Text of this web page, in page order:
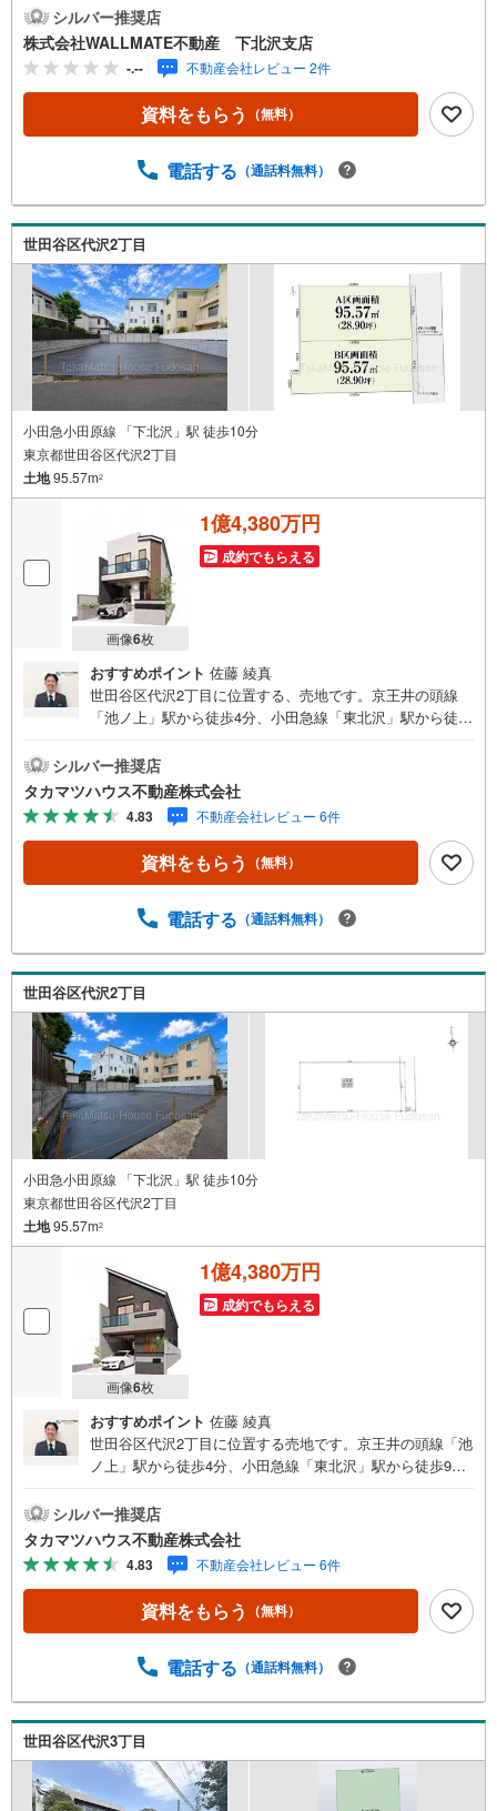
的にまで顧客主義を貫く事をお約束いたします。■都心エリ
アに特化した情報網を駆使し、最良の不動産をご提案。■住
宅ローンシュミレーション無料相談会 毎日随時開催中。■
ウォールメイトオリジナルの住宅購入・住替え等について
分かりやすく解説したガイドブックをご希望者様に【無料
プレゼント】
シルバー推奨店
株式会社WALLMATE不動産 下北沢支店
-.-- 不動産会社レビュー 2件
資料をもらう （無料）
電話する （通話料無料）
世田谷区代沢2丁目
小田急小田原線 「下北沢」駅 徒歩10分
東京都世田谷区代沢2丁目
土地95.57m2
画像6枚
1億4,380万円
成約でもらえる
おすすめポイント 佐藤 綾真
世田谷区代沢2丁目に位置する、売地です。京王井の頭線
「池ノ上」駅から徒歩4分、小田急線「東北沢」駅から徒歩
宿方面へのアクセスも良好な立地です。有効宅地面積は95.
57平米（28.90坪）で、間口は6.5m以上を確保していま
す。現況は更地のため、スムーズな建築計画が可能です。2
階建て4LDKを想定した参考プランもご用意しておりますの
で、お気軽にお問い合わせください。
シルバー推奨店
タカマツハウス不動産株式会社
4.83 不動産会社レビュー 6件
資料をもらう （無料）
電話する （通話料無料）
世田谷区代沢2丁目
小田急小田原線 「下北沢」駅 徒歩10分
東京都世田谷区代沢2丁目
土地95.57m2
画像6枚
1億4,380万円
成約でもらえる
おすすめポイント 佐藤 綾真
世田谷区代沢2丁目に位置する売地です。京王井の頭線「池
ノ上」駅から徒歩4分、小田急線「東北沢」駅から徒歩9
宿方面へのアクセスも良好な立地です。有効宅地面積は95.
57平米（28.90坪）で、間口は6.5m以上を確保していま
す。現況は更地のため、スムーズな建築計画が可能です。2
階建て4LDKを想定した参考プランもご用意しておりますの
で、お気軽にお問い合わせください。
シルバー推奨店
タカマツハウス不動産株式会社
4.83 不動産会社レビュー 6件
資料をもらう （無料）
電話する （通話料無料）
世田谷区代沢3丁目